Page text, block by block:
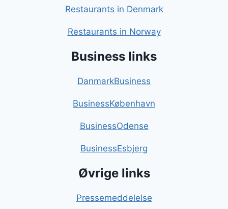
Restaurants in Denmark
Restaurants in Norway
Business links
DanmarkBusiness
BusinessKøbenhavn
BusinessOdense
BusinessEsbjerg
Øvrige links
Pressemeddelelse